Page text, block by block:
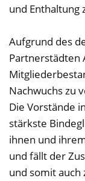
und Enthaltung
Aufgrund des
Partnerstädten
Nachwuchs zu
Die Vorstände
stärkste
ihnen und
und fällt der
und somit auch